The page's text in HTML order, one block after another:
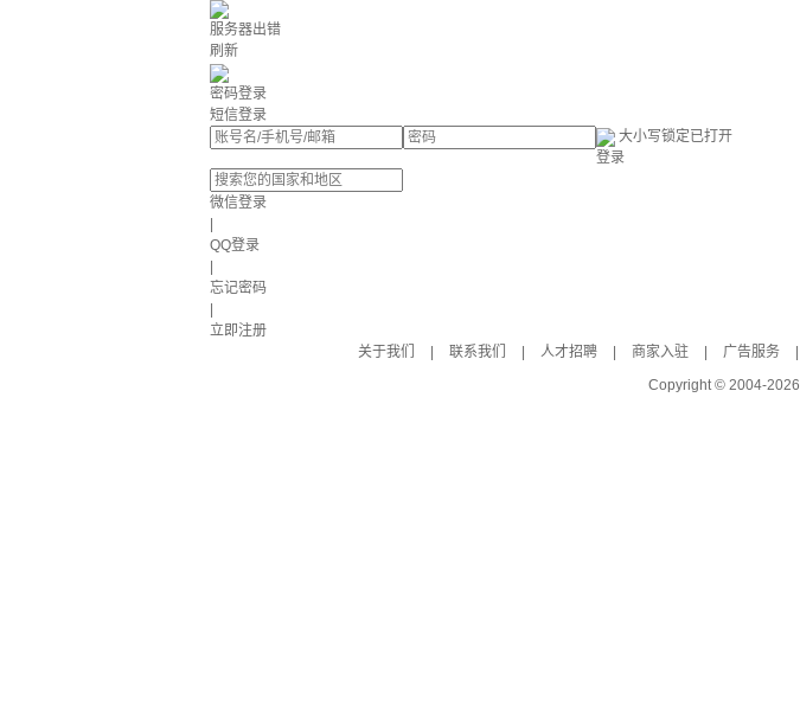
服务器出错
刷新
密码登录
短信登录
大小写锁定已打开
登录
微信登录
QQ登录
忘记密码
立即注册
关于我们
联系我们 人才招聘 商家入驻 广告服务
Copyright © 2004-2026